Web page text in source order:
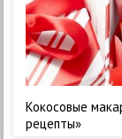
Кокосовые
рецепты»